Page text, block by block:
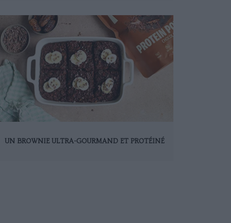
UN BROWNIE ULTRA-GOURMAND ET PROTÉINÉ